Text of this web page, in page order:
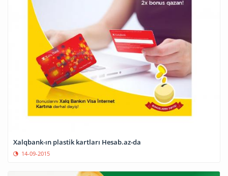
Xalqbank-ın plastik kartları Hesab.az-da
14-09-2015